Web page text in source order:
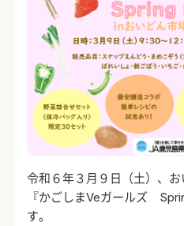
令和６年３月９日（土）、
『かごしまVeガールズ
す。